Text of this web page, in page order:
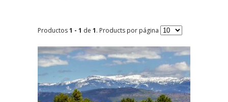
Productos1 - 1 de 1. Products por página